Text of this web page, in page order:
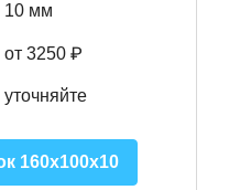
10 мм
от 3250 ₽
уточняйте
160х100х10